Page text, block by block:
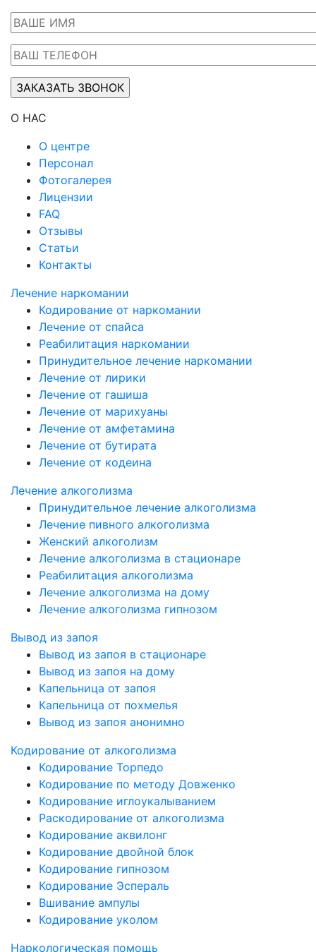
О НАС
О центре
Персонал
Фотогалерея
Лицензии
FAQ
Отзывы
Статьи
Контакты
Лечение наркомании
Кодирование от наркомании
Лечение от спайса
Реабилитация наркомании
Принудительное лечение наркомании
Лечение от лирики
Лечение от гашиша
Лечение от марихуаны
Лечение от амфетамина
Лечение от бутирата
Лечение от кодеина
Лечение алкоголизма
Принудительное лечение алкоголизма
Лечение пивного алкоголизма
Женский алкоголизм
Лечение алкоголизма в стационаре
Реабилитация алкоголизма
Лечение алкоголизма на дому
Лечение алкоголизма гипнозом
Вывод из запоя
Вывод из запоя в стационаре
Вывод из запоя на дому
Капельница от запоя
Капельница от похмелья
Вывод из запоя анонимно
Кодирование от алкоголизма
Кодирование Торпедо
Кодирование по методу Довженко
Кодирование иглоукалыванием
Раскодирование от алкоголизма
Кодирование аквилонг
Кодирование двойной блок
Кодирование гипнозом
Кодирование Эспераль
Вшивание ампулы
Кодирование уколом
Наркологическая помощь